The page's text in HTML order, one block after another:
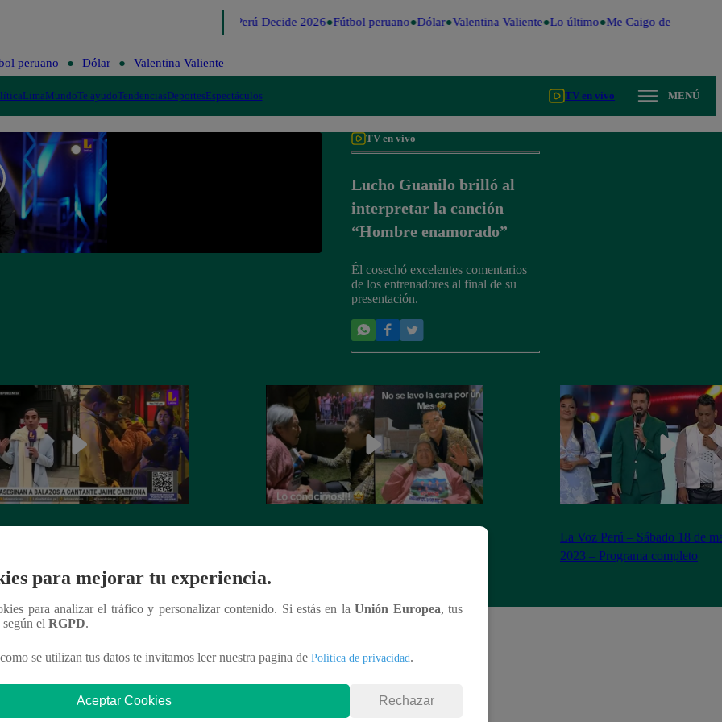
Perú Decide 2026 Fútbol peruano Dólar Valentina Valiente Lo último Me Caigo de Risa
peruano Dólar Valentina Valiente
LimaMundoTe ayudoTendenciasDeportesEspectáculos TV en vivo MENÚ
TV en vivo
Lucho Guanilo brilló al
interpretar la canción
“Hombre enamorado”
Él cosechó excelentes comentarios
de los entrenadores al final de su
presentación.
Voz Perú’
La Voz Perú – Sábado 18 de
2023 – Programa completo
para mejorar tu experiencia.
para analizar el tráfico y personalizar contenido. Si estás en laUnión Europea, tus
según el RGPD.
se utilizan tus datos te invitamos leer nuestra pagina de Política de privacidad.
Aceptar Cookies Rechazar